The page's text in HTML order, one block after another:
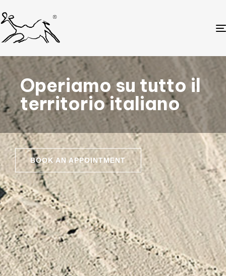
Operiamo su tutto il
territorio italiano
BOOK AN APPOINTMENT